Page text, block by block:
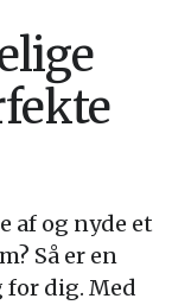
af og nyde et
Så er en
for dig. Med